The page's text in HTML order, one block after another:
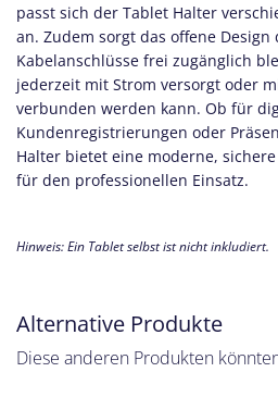
passt sich der Tablet Halter
an. Zudem sorgt das offene Design
Kabelanschlüsse frei zugänglich
jederzeit mit Strom versorgt oder
verbunden werden kann. Ob für
Kundenregistrierungen oder
Halter bietet eine moderne,
für den professionellen Einsatz.
Hinweis: Ein Tablet selbst ist nicht inkludiert.
Alternative Produkte
Diese anderen Produkten